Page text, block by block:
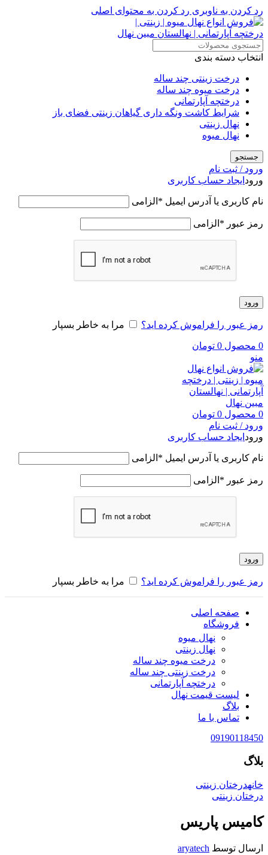
رد کردن به ناوبری رد کردن به محتوای اصلی
انتخاب دسته بندی
درخت زینتی چند ساله
درخت میوه چند ساله
درختچه آپارتمانی
شرایط کاشت ونگه داری گیاهان زینتی فضای باز
نهال زینتی
نهال میوه
جستجو
ورود / ثبت نام
ورود ایجاد حساب کاربری
نام کاربری یا آدرس ایمیل * الزامی
رمز عبور * الزامی
ورود
رمز عبور را فراموش کرده اید؟ مرا به خاطر بسپار
0 محصول 0 تومان
منو
0 محصول 0 تومان
ورود / ثبت نام
ورود ایجاد حساب کاربری
نام کاربری یا آدرس ایمیل * الزامی
رمز عبور * الزامی
ورود
رمز عبور را فراموش کرده اید؟ مرا به خاطر بسپار
صفحه اصلی
فروشگاه
نهال میوه
نهال زینتی
درخت میوه چند ساله
درخت زینتی چند ساله
درختچه آپارتمانی
لیست قیمت نهال
بلاگ
تماس با ما
09190118450
بلاگ
خانهدرختان زینتی
درختان زینتی
کامیس پاریس
ارسال توسط aryatech